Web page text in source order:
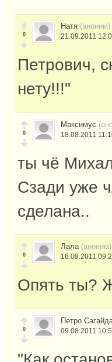
0
Натя (аноним)
21.09.2011
Петрович,
нету!!!"
0
Максимус
18.08.2011
ты чё
Сзади уже
сделана..
0
Лала (аноним)
16.08.2011
Опять ты?
0
Петро
09.08.2011